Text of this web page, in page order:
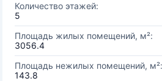
Количество этажей:
5
Площадь жилых помещений, м²:
3056.4
Площадь нежилых помещений, м²:
143.8